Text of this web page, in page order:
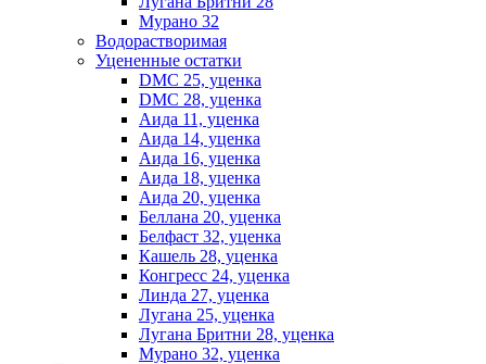
Мурано 32
Водорастворимая
Уцененные остатки
DMC 25, уценка
DMC 28, уценка
Аида 11, уценка
Аида 14, уценка
Аида 16, уценка
Аида 18, уценка
Аида 20, уценка
Беллана 20, уценка
Белфаст 32, уценка
Кашель 28, уценка
Конгресс 24, уценка
Линда 27, уценка
Лугана 25, уценка
Лугана Бритни 28, уценка
Мурано 32, уценка